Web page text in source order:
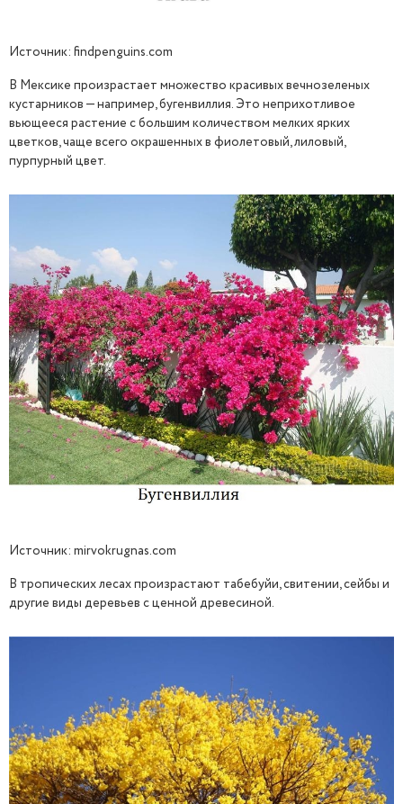
Источник: findpenguins.com
В Мексике произрастает множество красивых вечнозеленых
кустарников — например, бугенвиллия. Это неприхотливое
вьющееся растение с большим количеством мелких ярких
цветков, чаще всего окрашенных в фиолетовый, лиловый,
пурпурный цвет.
Источник: mirvokrugnas.com
В тропических лесах произрастают табебуйи, свитении, сейбы и
другие виды деревьев с ценной древесиной.